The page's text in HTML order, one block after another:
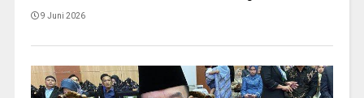
9 Juni 2026